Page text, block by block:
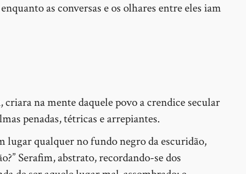
as conversas e os olhares entre eles iam
na mente daquele povo a crendice secular
penadas, tétricas e arrepiantes.
lugar qualquer no fundo negro da escuridão,
Serafim, abstrato, recordando-se dos